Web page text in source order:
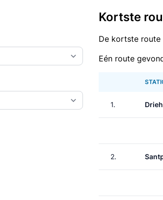
Kortste
De kortste route
Eén route
1.
2.